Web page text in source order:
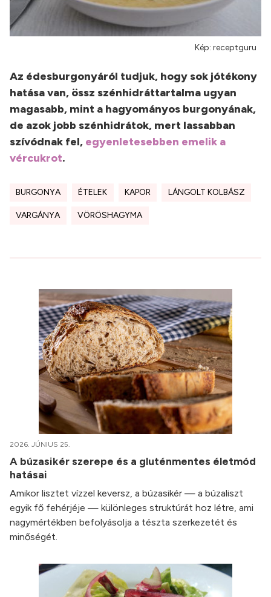
Kép: receptguru
Az édesburgonyáról tudjuk, hogy sok jótékony
hatása van, össz szénhidráttartalma ugyan
magasabb, mint a hagyományos burgonyának,
de azok jobb szénhidrátok, mert lassabban
szívódnak fel, egyenletesebben emelik a
vércukrot.
BURGONYA ÉTELEK KAPOR LÁNGOLT KOLBÁSZ
VARGÁNYA VÖRÖSHAGYMA
2026. JÚNIUS 25.
A búzasikér szerepe és a gluténmentes életmód
hatásai
Amikor lisztet vízzel keversz, a búzasikér — a búzaliszt
egyik fő fehérjéje — különleges struktúrát hoz létre, ami
nagymértékben befolyásolja a tészta szerkezetét és
minőségét.